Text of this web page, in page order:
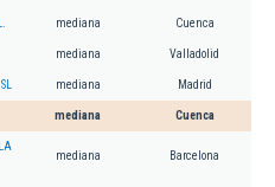
mediana Cuenca
mediana Valladolid
mediana Madrid
mediana Cuenca
mediana Barcelona